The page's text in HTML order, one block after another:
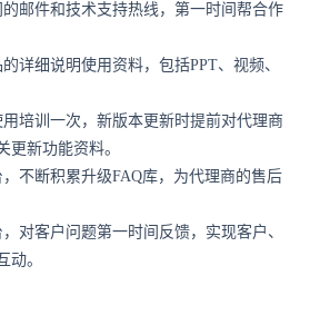
邮件和技术支持热线，第一时间帮合作
详细说明使用资料，包括PPT、视频、
培训一次，新版本更新时提前对代理商
更新功能资料。
不断积累升级FAQ库，为代理商的售后
对客户问题第一时间反馈，实现客户、
动。